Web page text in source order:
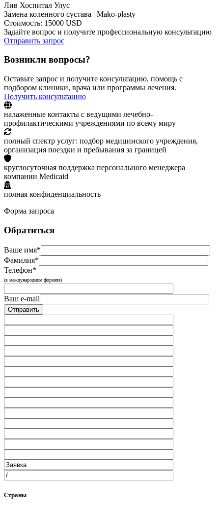
Лив Хоспитал Улус
Замена коленного сустава | Mako-plasty
Стоимость: 15000 USD
Задайте вопрос и получите профессиональную консультацию
Отправить запрос
Возникли вопросы?
Оставьте запрос и получите консультацию, помощь с
подбором клиники, врача или программы лечения.
Получить консультацию
налаженные контакты с ведущими лечебно-
профилактическими учреждениями по всему миру
полный спектр услуг: подбор медицинского учреждения,
организация поездки и пребывания за границей
круглосуточная поддержка персонального менеджера
компании Medicaid
полная конфиденциальность
Форма запроса
Обратиться
Ваше имя*
Фамилия*
Телефон*
(в международном формате)
Ваш e-mail
Страны